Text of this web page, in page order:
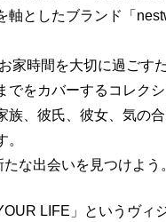
軸としたブランド「
家時間を大切に過ごす
でをカバーするコレク
族、彼氏、彼女、気の
な出会いを見つけよう
LIFE」というヴィ